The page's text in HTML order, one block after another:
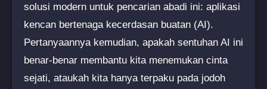
solusi modern untuk pencarian abadi ini: aplikasi
kencan bertenaga kecerdasan buatan (AI).
Pertanyaannya kemudian, apakah sentuhan AI ini
benar-benar membantu kita menemukan cinta
sejati, ataukah kita hanya terpaku pada jodoh